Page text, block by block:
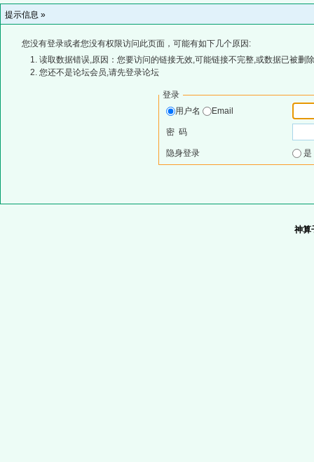
提示信息 »
您没有登录或者您没有权限访问此页面，可能有如下几个原因:
读取数据错误,原因：您要访问的链接无效,可能链接不完整,或数据已被删
您还不是论坛会员,请先登录论坛
登录
用户名
Email
密 码
隐身登录
神算